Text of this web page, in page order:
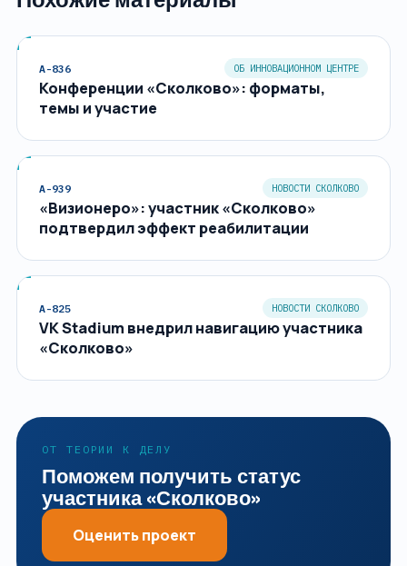
A-836 ОБ ИННОВАЦИОННОМ ЦЕНТРЕ
Конференции «Сколково»: форматы,
темы и участие
A-939 НОВОСТИ СКОЛКОВО
«Визионеро»: участник «Сколково»
подтвердил эффект реабилитации
A-825 НОВОСТИ СКОЛКОВО
VK Stadium внедрил навигацию участника
«Сколково»
ОТ ТЕОРИИ К ДЕЛУ
Поможем получить статус
участника «Сколково»
Оценить проект